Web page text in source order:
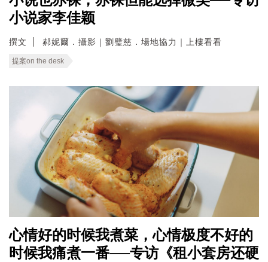
小说家李佳颖
撰文 郝妮爾．攝影｜劉璧慈．場地協力｜上樓看看
提案on the desk
心情好的时候我煮菜，心情极度不好的
时候我痛煮一番──专访《租小套房还硬